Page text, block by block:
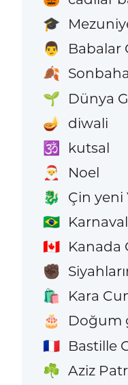
🎓
👨 Babalar
🍂
🌱 Dünya
🪔 diwali
🕉️ kutsal
🎅 Noel
🐉 Çin yeni
🇧🇷 Karnaval
🇨🇦 Kanada
✊🏿
🛍️ Kara
🎂 Doğum
🇫🇷 Bastille
☘️ Aziz